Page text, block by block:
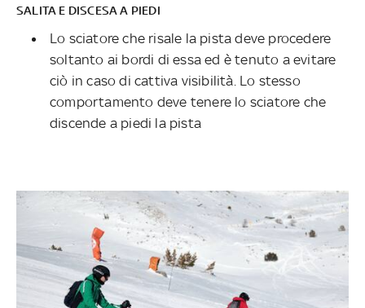
SALITA E DISCESA A PIEDI
Lo sciatore che risale la pista deve procedere
soltanto ai bordi di essa ed è tenuto a evitare
ciò in caso di cattiva visibilità. Lo stesso
comportamento deve tenere lo sciatore che
discende a piedi la pista